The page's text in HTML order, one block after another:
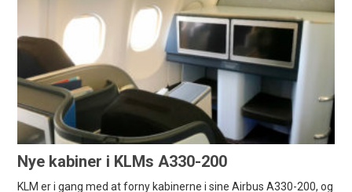
Nye kabiner i KLMs A330-200
KLM er i gang med at forny kabinerne i sine Airbus A330-200, og